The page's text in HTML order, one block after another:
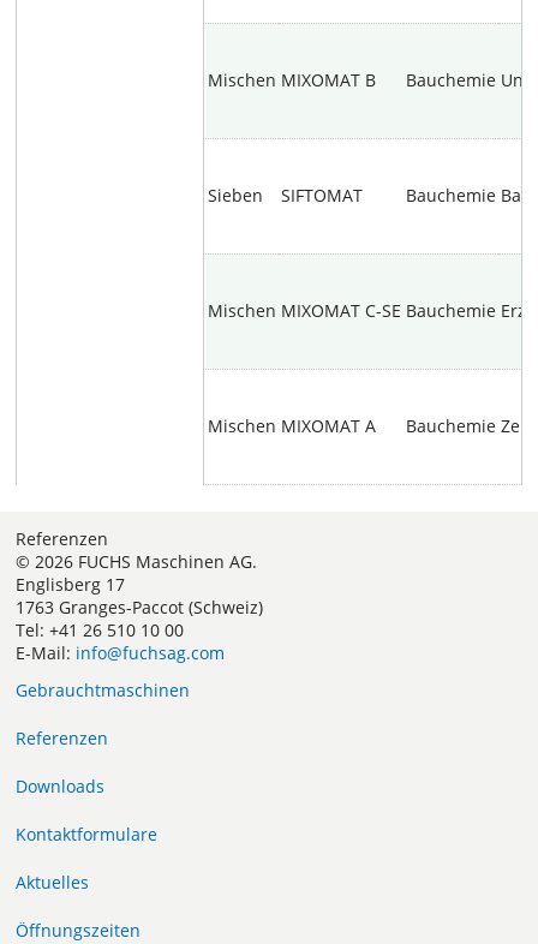
Mischen MIXOMAT B Bauchemie
Sieben SIFTOMAT Bauchemie
Mischen MIXOMAT C-SE Bauchemie
Mischen MIXOMAT A Bauchemie
Referenzen
© 2026 FUCHS Maschinen AG.
Englisberg 17
1763 Granges-Paccot (Schweiz)
Tel: +41 26 510 10 00
E-Mail: info@fuchsag.com
Gebrauchtmaschinen
Referenzen
Downloads
Kontaktformulare
Aktuelles
Öffnungszeiten